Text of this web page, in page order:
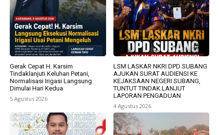
Gerak Cepat H. Karsim
Tindaklanjuti Keluhan Petani,
Normalisasi Irigasi Langsung
Dimulai Hari Kedua
5 Agustus 2026
LSM LASKAR NKRI DPD SUBANG
AJUKAN SURAT AUDIENSI KE
KEJAKSAAN NEGERI SUBANG,
TUNTUT TINDAK LANJUT
LAPORAN PENGADUAN
4 Agustus 2026